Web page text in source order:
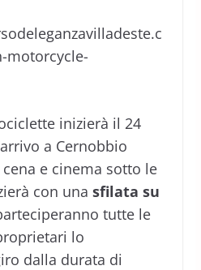
motorcycle-
inizierà il 24
a Cernobbio
e cinema sotto le
con una sfilata su
tutte le
lo
dalla durata di